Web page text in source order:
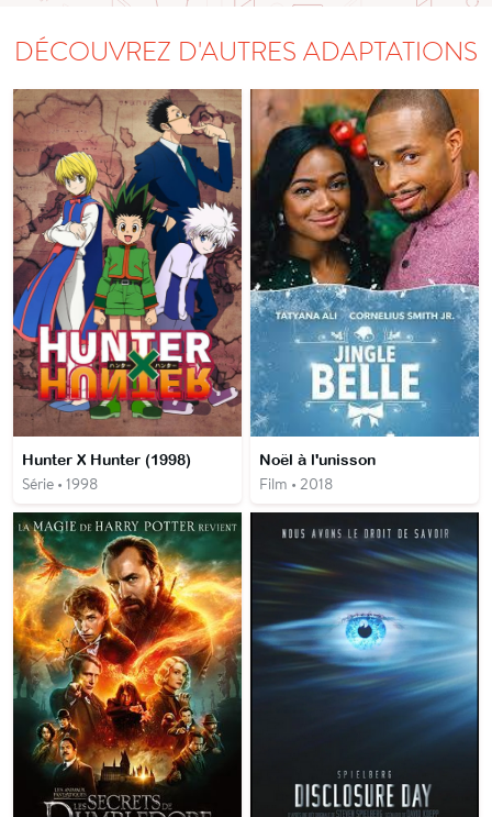
DÉCOUVREZ D'AUTRES ADAPTATIONS
Hunter X Hunter (1998)
Série • 1998
Noël à l'unisson
Film • 2018